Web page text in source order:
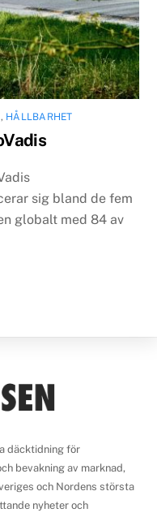
, HÅLLBARHET
sig bland de fem
globalt med 84 av
däcktidning för
bevakning av marknad,
och Nordens största
nyheter och